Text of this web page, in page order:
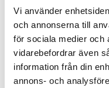
Vi använder
och annonserna till
för sociala medier och
vidarebefordrar även
information från din
annons- och
Vård och mjukhet
Glans och
Se mer